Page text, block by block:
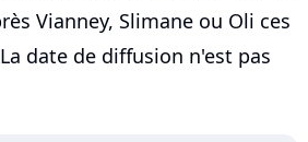
Vianney, Slimane ou Oli ces
date de diffusion n'est pas